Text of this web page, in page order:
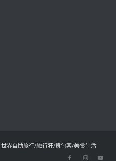
界自助旅行/旅行狂/背包客/美食生活